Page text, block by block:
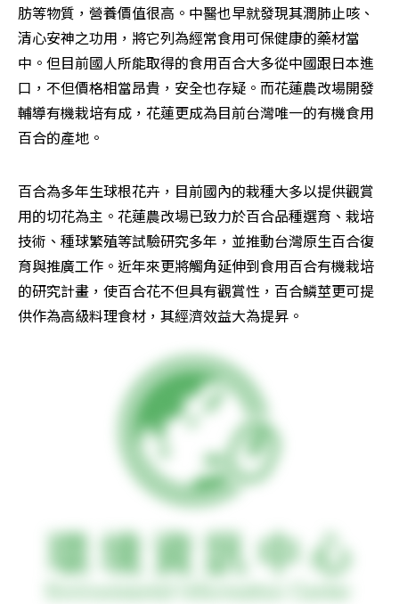
肪等物質，營養價值很高。中醫也早就發現其潤肺止咳、
清心安神之功用，將它列為經常食用可保健康的藥材當
中。但目前國人所能取得的食用百合大多從中國跟日本進
口，不但價格相當昂貴，安全也存疑。而花蓮農改場開發
輔導有機栽培有成，花蓮更成為目前台灣唯一的有機食用
百合的產地。
百合為多年生球根花卉，目前國內的栽種大多以提供觀賞
用的切花為主。花蓮農改場已致力於百合品種選育、栽培
技術、種球繁殖等試驗研究多年，並推動台灣原生百合復
育與推廣工作。近年來更將觸角延伸到食用百合有機栽培
的研究計畫，使百合花不但具有觀賞性，百合鱗莖更可提
供作為高級料理食材，其經濟效益大為提昇。